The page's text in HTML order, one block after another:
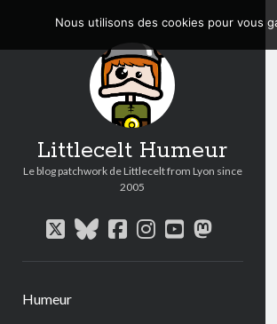
Littlecelt Humeur
Le blog patchwork de Littlecelt from Lyon since
2005
twitterbluesky
facebook
instagram
youtube
Humeur
Nous utilisons des cookies pour vous